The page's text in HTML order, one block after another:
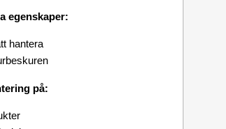
egenskaper:
hantera
på: